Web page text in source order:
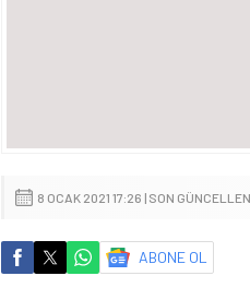
8 OCAK 2021 17:26 | SON
ABONE OL